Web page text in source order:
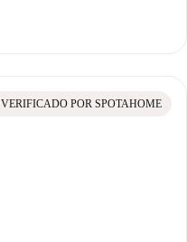
VERIFICADO POR SPOTAHOME